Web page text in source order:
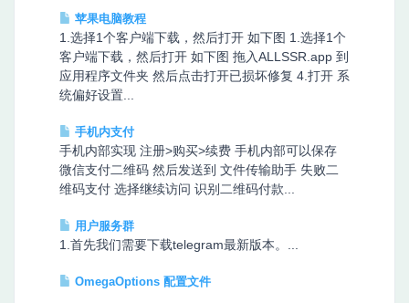
苹果电脑教程
1.选择1个客户端下载，然后打开 如下图 1.选择1个
客户端下载，然后打开 如下图 拖入ALLSSR.app 到
应用程序文件夹 然后点击打开已损坏修复 4.打开 系
统偏好设置...
手机内支付
手机内部实现 注册>购买>续费 手机内部可以保存
微信支付二维码 然后发送到 文件传输助手 失败二
维码支付 选择继续访问 识别二维码付款...
用户服务群
1.首先我们需要下载telegram最新版本。...
OmegaOptions 配置文件